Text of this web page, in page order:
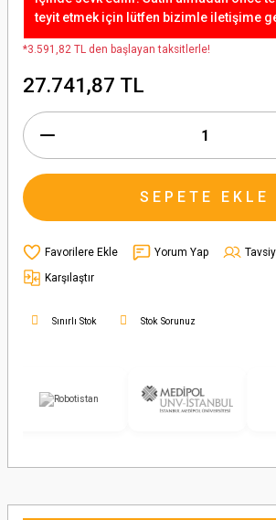
teyit etmek için lütfen bizimle iletişime
*3.591,82 TL den başlayan taksitlerle!
27.741,87 TL
SEPETE EKLE
Yorum Yap
Karşılaştır
Sınırlı Stok Stok Sorunuz